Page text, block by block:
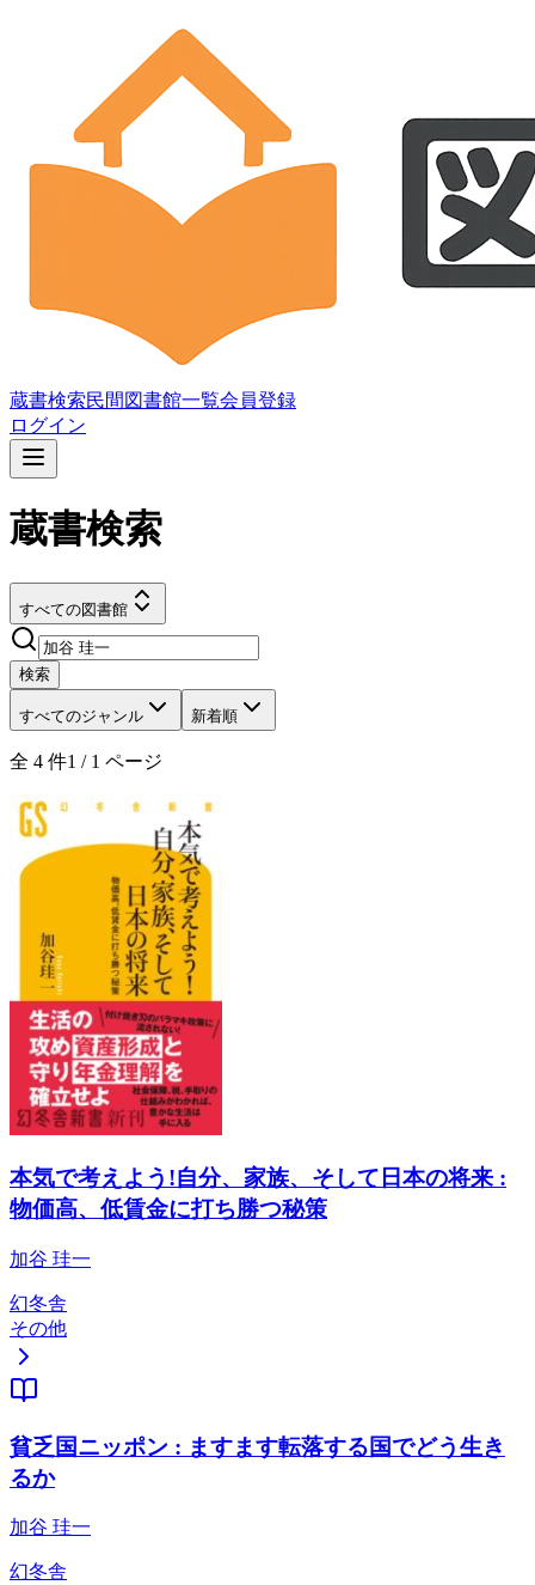
蔵書検索民間図書館一覧会員登録
ログイン
蔵書検索
すべての図書館
検索
すべてのジャンル 新着順
全 4 件1 / 1 ページ
本気で考えよう!自分、家族、そして日本の将来 :
物価高、低賃金に打ち勝つ秘策
加谷 珪一
幻冬舎
その他
貧乏国ニッポン : ますます転落する国でどう生き
るか
加谷 珪一
幻冬舎